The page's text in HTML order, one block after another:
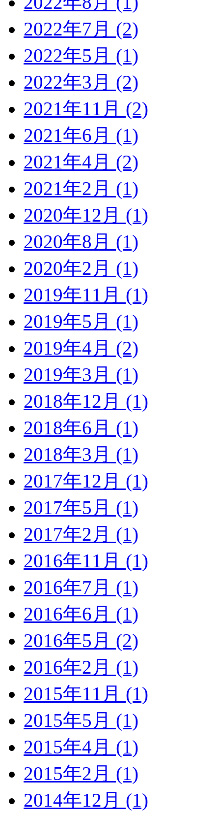
2022年7月 (2)
2022年5月 (1)
2022年3月 (2)
2021年11月 (2)
2021年6月 (1)
2021年4月 (2)
2021年2月 (1)
2020年12月 (1)
2020年8月 (1)
2020年2月 (1)
2019年11月 (1)
2019年5月 (1)
2019年4月 (2)
2019年3月 (1)
2018年12月 (1)
2018年6月 (1)
2018年3月 (1)
2017年12月 (1)
2017年5月 (1)
2017年2月 (1)
2016年11月 (1)
2016年7月 (1)
2016年6月 (1)
2016年5月 (2)
2016年2月 (1)
2015年11月 (1)
2015年5月 (1)
2015年4月 (1)
2015年2月 (1)
2014年12月 (1)